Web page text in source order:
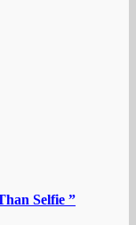
Selfie ”